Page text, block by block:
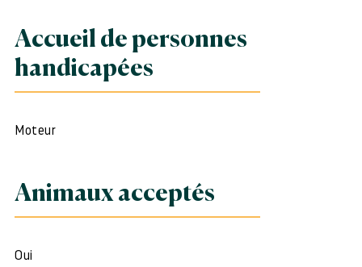
Accueil de personnes
handicapées
Moteur
Animaux acceptés
Oui